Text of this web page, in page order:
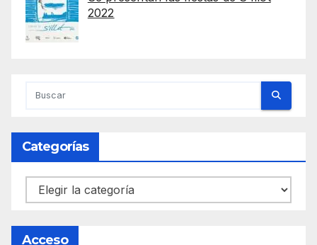
2022
Categorías
Categorías
Acceso